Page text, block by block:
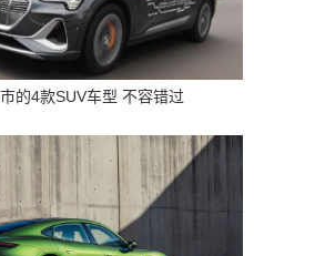
的4款SUV车型 不容错过